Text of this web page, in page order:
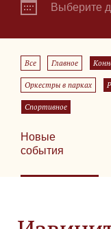
Выберите
Все Главное
Оркестры в парках
Спортивное
Новые
события